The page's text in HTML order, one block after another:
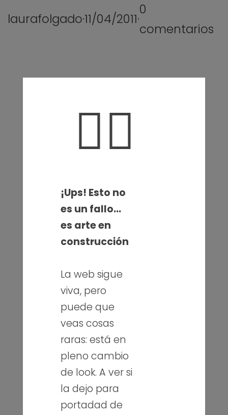
laurafolgado·11/04/2011·
0
comentarios
🤦‍♀️
¡Ups! Esto no
es un fallo…
es arte en
construcción
La web sigue
viva, pero
puede que
veas cosas
raras: está en
pleno cambio
de look. A ver si
la dejo para
portadad de